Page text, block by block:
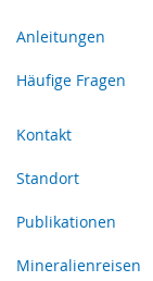
Anleitungen
Häufige Fragen
Kontakt
Standort
Publikationen
Mineralienreisen